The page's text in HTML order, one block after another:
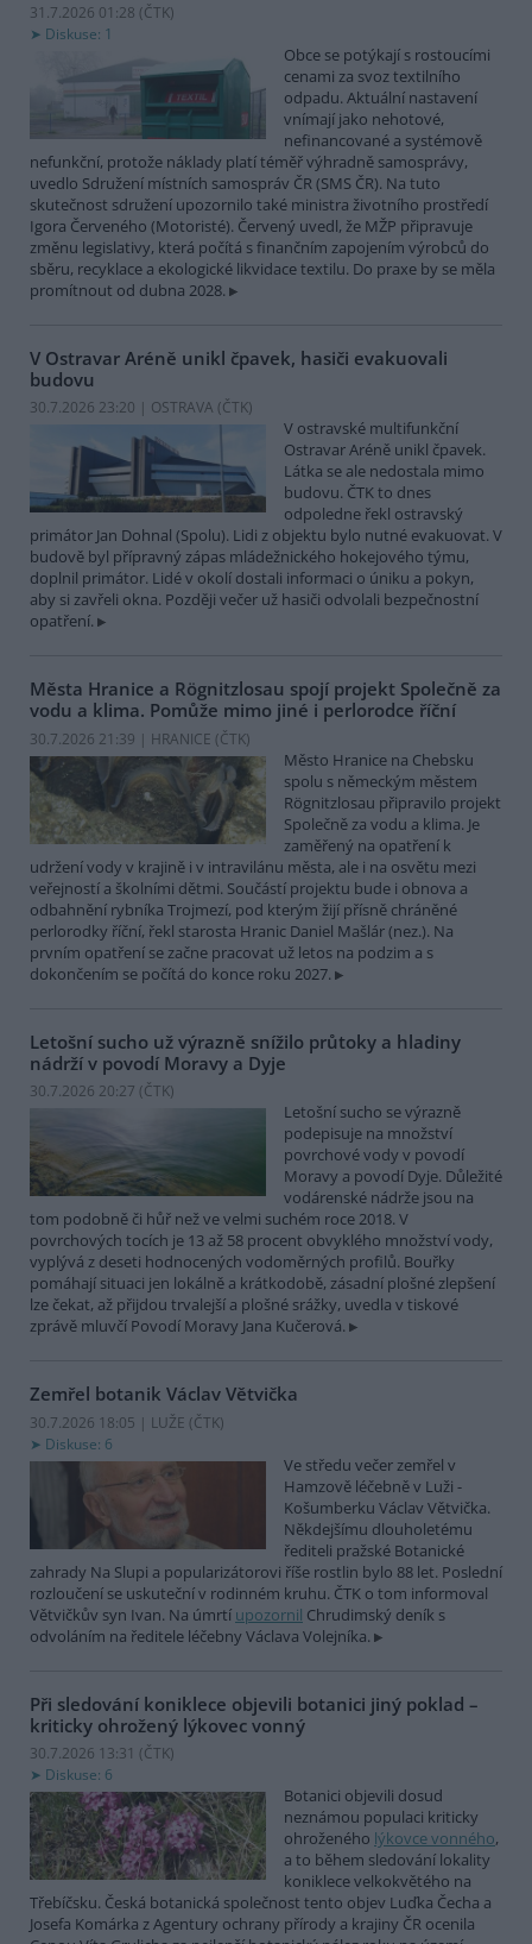
31.7.2026 01:28 (ČTK)
Diskuse: 1
Obce se potýkají s rostoucími
cenami za svoz textilního
odpadu. Aktuální nastavení
vnímají jako nehotové,
nefinancované a systémově
nefunkční, protože náklady platí téměř výhradně samosprávy,
uvedlo Sdružení místních samospráv ČR (SMS ČR). Na tuto
skutečnost sdružení upozornilo také ministra životního prostředí
Igora Červeného (Motoristé). Červený uvedl, že MŽP připravuje
změnu legislativy, která počítá s finančním zapojením výrobců do
sběru, recyklace a ekologické likvidace textilu. Do praxe by se měla
promítnout od dubna 2028.
V Ostravar Aréně unikl čpavek, hasiči evakuovali
budovu
30.7.2026 23:20 | OSTRAVA (ČTK)
V ostravské multifunkční
Ostravar Aréně unikl čpavek.
Látka se ale nedostala mimo
budovu. ČTK to dnes
odpoledne řekl ostravský
primátor Jan Dohnal (Spolu). Lidi z objektu bylo nutné evakuovat. V
budově byl přípravný zápas mládežnického hokejového týmu,
doplnil primátor. Lidé v okolí dostali informaci o úniku a pokyn,
aby si zavřeli okna. Později večer už hasiči odvolali bezpečnostní
opatření.
Města Hranice a Rögnitzlosau spojí projekt Společně za
vodu a klima. Pomůže mimo jiné i perlorodce říční
30.7.2026 21:39 | HRANICE (ČTK)
Město Hranice na Chebsku
spolu s německým městem
Rögnitzlosau připravilo projekt
Společně za vodu a klima. Je
zaměřený na opatření k
udržení vody v krajině i v intravilánu města, ale i na osvětu mezi
veřejností a školními dětmi. Součástí projektu bude i obnova a
odbahnění rybníka Trojmezí, pod kterým žijí přísně chráněné
perlorodky říční, řekl starosta Hranic Daniel Mašlár (nez.). Na
prvním opatření se začne pracovat už letos na podzim a s
dokončením se počítá do konce roku 2027.
Letošní sucho už výrazně snížilo průtoky a hladiny
nádrží v povodí Moravy a Dyje
30.7.2026 20:27 (ČTK)
Letošní sucho se výrazně
podepisuje na množství
povrchové vody v povodí
Moravy a povodí Dyje. Důležité
vodárenské nádrže jsou na
tom podobně či hůř než ve velmi suchém roce 2018. V
povrchových tocích je 13 až 58 procent obvyklého množství vody,
vyplývá z deseti hodnocených vodoměrných profilů. Bouřky
pomáhají situaci jen lokálně a krátkodobě, zásadní plošné zlepšení
lze čekat, až přijdou trvalejší a plošné srážky, uvedla v tiskové
zprávě mluvčí Povodí Moravy Jana Kučerová.
Zemřel botanik Václav Větvička
30.7.2026 18:05 | LUŽE (ČTK)
Diskuse: 6
Ve středu večer zemřel v
Hamzově léčebně v Luži -
Košumberku Václav Větvička.
Někdejšímu dlouholetému
řediteli pražské Botanické
zahrady Na Slupi a popularizátorovi říše rostlin bylo 88 let. Poslední
rozloučení se uskuteční v rodinném kruhu. ČTK o tom informoval
Větvičkův syn Ivan. Na úmrtí upozornil Chrudimský deník s
odvoláním na ředitele léčebny Václava Volejníka.
Při sledování koniklece objevili botanici jiný poklad –
kriticky ohrožený lýkovec vonný
30.7.2026 13:31 (ČTK)
Diskuse: 6
Botanici objevili dosud
neznámou populaci kriticky
ohroženého lýkovce vonného,
a to během sledování lokality
koniklece velkokvětého na
Třebíčsku. Česká botanická společnost tento objev Luďka Čecha a
Josefa Komárka z Agentury ochrany přírody a krajiny ČR ocenila